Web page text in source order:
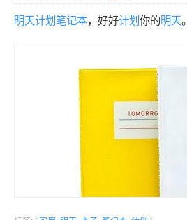
明天计划 笔记本，好好计划 你的明天。